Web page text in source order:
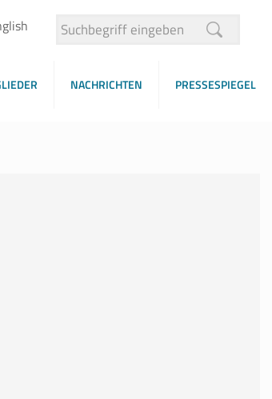
NACHRICHTEN PRESSESPIEGEL